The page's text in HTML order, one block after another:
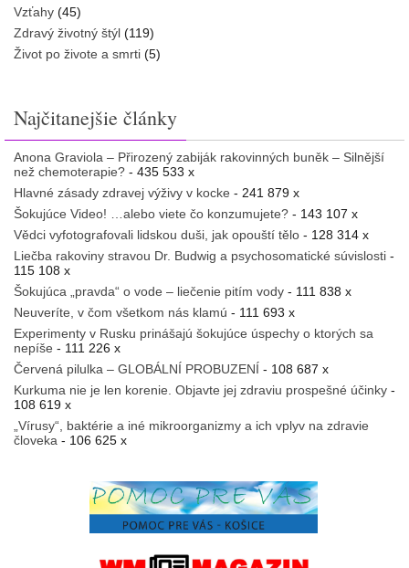
Vzťahy (45)
Zdravý životný štýl (119)
Život po živote a smrti (5)
Najčitanejšie články
Anona Graviola – Přirozený zabiják rakovinných buněk – Silnější
než chemoterapie? - 435 533 x
Hlavné zásady zdravej výživy v kocke - 241 879 x
Šokujúce Video! …alebo viete čo konzumujete? - 143 107 x
Vědci vyfotografovali lidskou duši, jak opouští tělo - 128 314 x
Liečba rakoviny stravou Dr. Budwig a psychosomatické súvislosti -
115 108 x
Šokujúca „pravda“ o vode – liečenie pitím vody - 111 838 x
Neuveríte, v čom všetkom nás klamú - 111 693 x
Experimenty v Rusku prinášajú šokujúce úspechy o ktorých sa
nepíše - 111 226 x
Červená pilulka – GLOBÁLNÍ PROBUZENÍ - 108 687 x
Kurkuma nie je len korenie. Objavte jej zdraviu prospešné účinky -
108 619 x
„Vírusy“, baktérie a iné mikroorganizmy a ich vplyv na zdravie
človeka - 106 625 x